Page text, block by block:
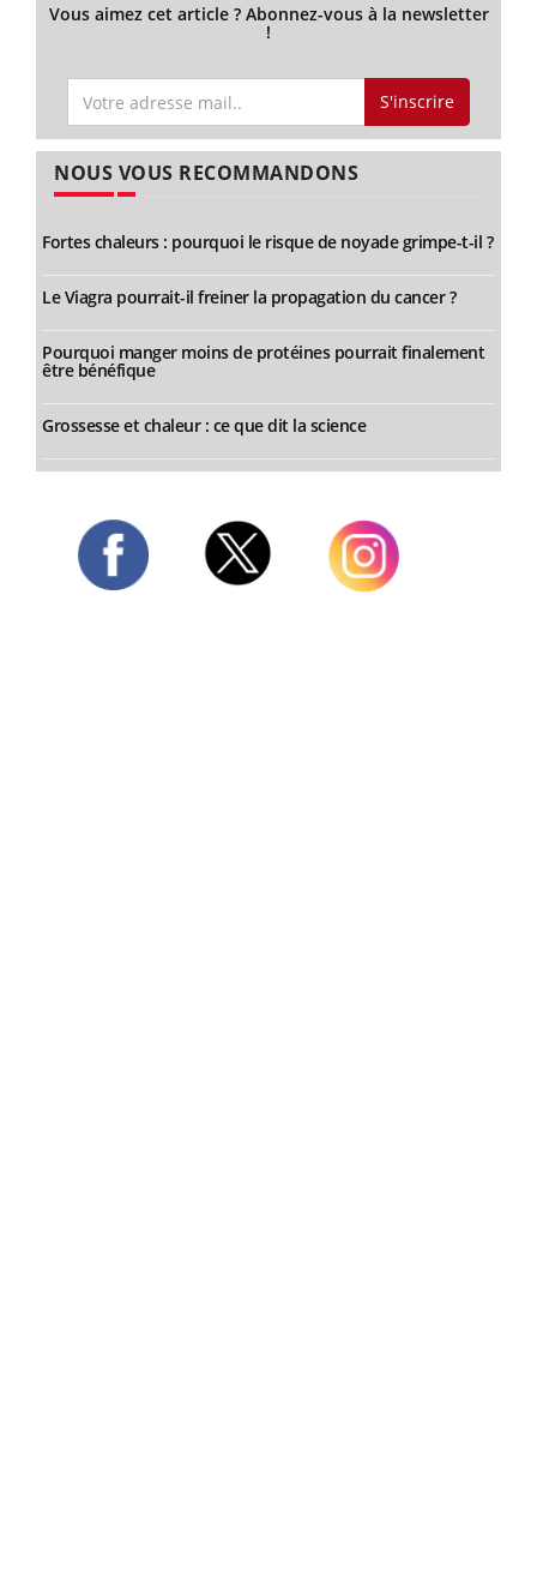
Vous aimez cet article ? Abonnez-vous à la newsletter
!
S'inscrire
NOUS VOUS RECOMMANDONS
Fortes chaleurs : pourquoi le risque de noyade grimpe-t-il ?
Le Viagra pourrait-il freiner la propagation du cancer ?
Pourquoi manger moins de protéines pourrait finalement
être bénéfique
Grossesse et chaleur : ce que dit la science